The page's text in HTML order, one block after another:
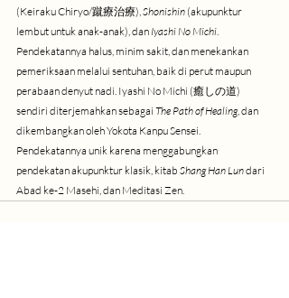
(Keiraku Chiryo/蹴療治療), Shonishin (akupunktur
lembut untuk anak-anak), dan Iyashi No Michi.
Pendekatannya halus, minim sakit, dan menekankan
pemeriksaan melalui sentuhan, baik di perut maupun
perabaan denyut nadi. Iyashi No Michi (癒しの道)
sendiri diterjemahkan sebagai The Path of Healing, dan
dikembangkan oleh Yokota Kanpu Sensei.
Pendekatannya unik karena menggabungkan
pendekatan akupunktur klasik, kitab Shang Han Lun dari
Abad ke-2 Masehi, dan Meditasi Zen.